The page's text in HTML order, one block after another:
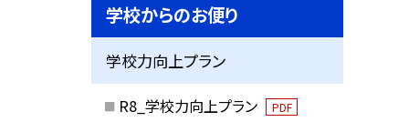
学校からのお便り
学校力向上プラン
R8_学校力向上プラン PDF